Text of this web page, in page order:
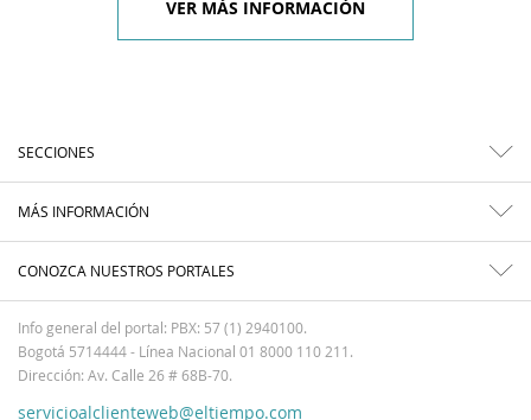
VER MÁS INFORMACIÓN
SECCIONES
MÁS INFORMACIÓN
CONOZCA NUESTROS PORTALES
Info general del portal: PBX: 57 (1) 2940100.
Bogotá 5714444 - Línea Nacional 01 8000 110 211.
Dirección: Av. Calle 26 # 68B-70.
servicioalclienteweb@eltiempo.com